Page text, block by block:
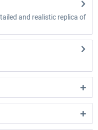
and realistic replica of